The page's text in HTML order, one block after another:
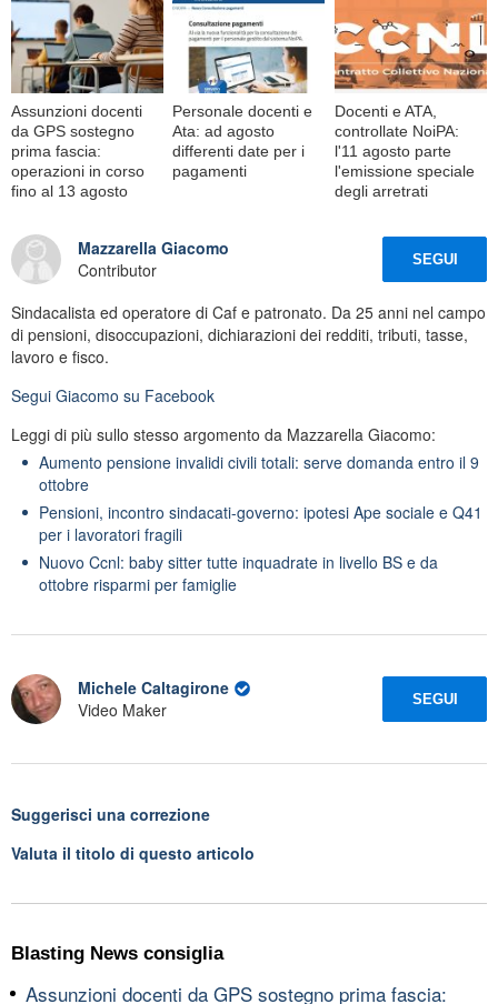
Assunzioni docenti
da GPS sostegno
prima fascia:
operazioni in corso
fino al 13 agosto
Personale docenti e
Ata: ad agosto
differenti date per i
pagamenti
Docenti e ATA,
controllate NoiPA:
l'11 agosto parte
l'emissione speciale
degli arretrati
Mazzarella Giacomo
Contributor
SEGUI
Sindacalista ed operatore di Caf e patronato. Da 25 anni nel campo
di pensioni, disoccupazioni, dichiarazioni dei redditi, tributi, tasse,
lavoro e fisco.
Segui Giacomo su Facebook
Leggi di più sullo stesso argomento da Mazzarella Giacomo:
Aumento pensione invalidi civili totali: serve domanda entro il 9
ottobre
Pensioni, incontro sindacati-governo: ipotesi Ape sociale e Q41
per i lavoratori fragili
Nuovo Ccnl: baby sitter tutte inquadrate in livello BS e da
ottobre risparmi per famiglie
Michele Caltagirone
Video Maker
SEGUI
Suggerisci una correzione
Valuta il titolo di questo articolo
Blasting News consiglia
Assunzioni docenti da GPS sostegno prima fascia: